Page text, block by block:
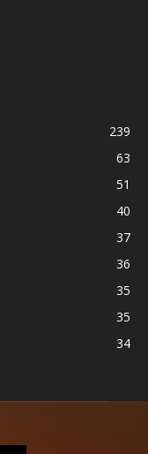
239
63
51
40
37
36
35
35
34